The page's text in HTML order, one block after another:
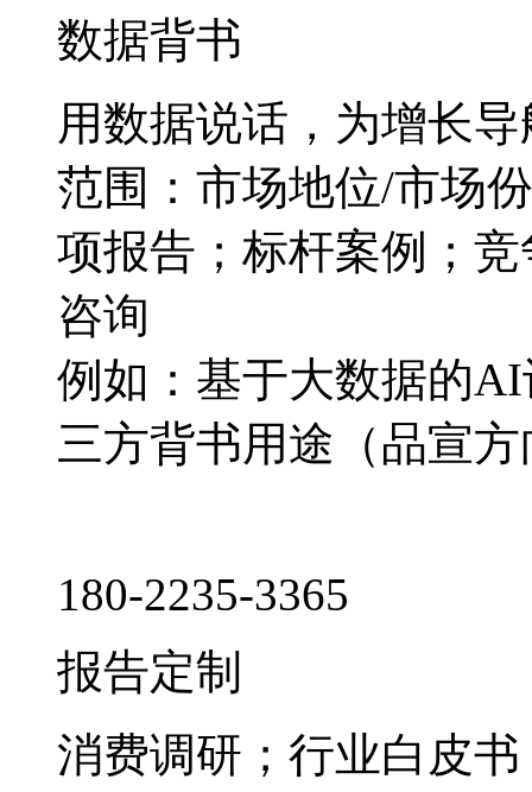
数据背书
用数据说话，为增长导
范围：市场地位/市场
项报告；标杆案例；
咨询
例如：基于大数据的
三方背书用途（品宣
180-2235-3365
报告定制
消费调研；行业白皮